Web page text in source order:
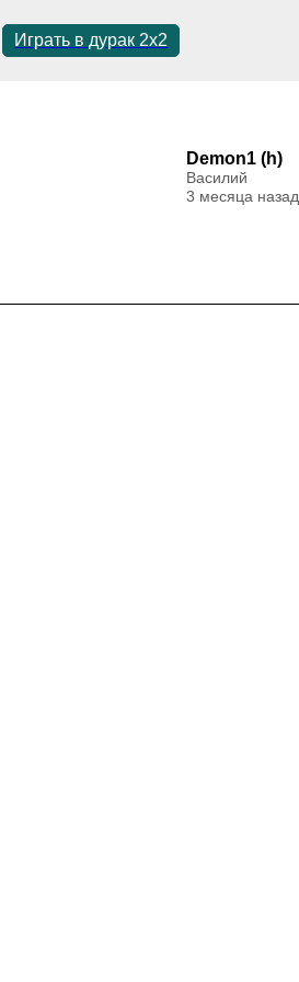
Играть в дурак 2х2
Demon1 (h)
Василий
3 месяца назад